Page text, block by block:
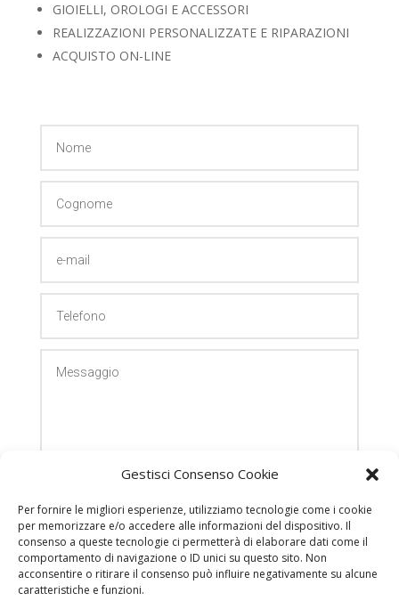
Gestisci Consenso Cookie
Per fornire le migliori esperienze, utilizziamo tecnologie come i cookie
per memorizzare e/o accedere alle informazioni del dispositivo. Il
consenso a queste tecnologie ci permetterà di elaborare dati come il
comportamento di navigazione o ID unici su questo sito. Non
acconsentire o ritirare il consenso può influire negativamente su alcune
caratteristiche e funzioni.
GIOIELLI, OROLOGI E ACCESSORI
REALIZZAZIONI PERSONALIZZATE E RIPARAZIONI
ACQUISTO ON-LINE
TRATTAMENTO DATI
Acconsento al trattamento dati secondo la privacy policy di
questo sito web